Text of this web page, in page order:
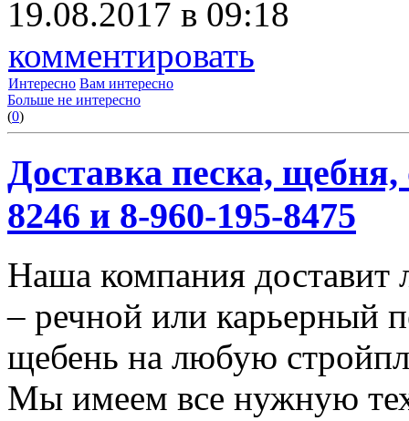
19.08.2017 в 09:18
комментировать
Интересно Вам интересно
Больше не интересно
(0)
Доставка песка, щебня,
8246 и 8-960-195-8475
Наша компания доставит
– речной или карьерный
щебень на любую
Мы имеем все нужную